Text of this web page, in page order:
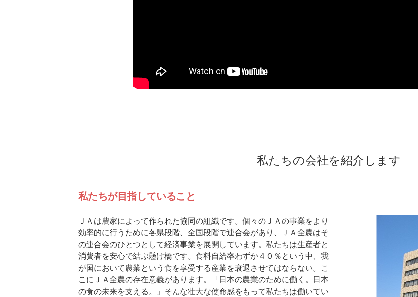
私たちの会社を紹介します
私たちが目指していること
ＪＡは農家によって作られた協同の組織です。個々のＪＡの事業をより
効率的に行うために各県段階、全国段階で連合会があり、ＪＡ全農はそ
の連合会のひとつとして経済事業を展開しています。私たちは生産者と
消費者を安心で結ぶ懸け橋です。食料自給率わずか４０％という中、我
が国において農業という食を享受する産業を衰退させてはならない。こ
こにＪＡ全農の存在意義があります。「日本の農業のために働く。日本
の食の未来を支える。」そんな壮大な使命感をもって私たちは働いてい